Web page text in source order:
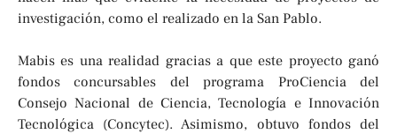
investigación, como el realizado en la San Pablo.
Mabis es una realidad gracias a que este proyecto ganó
fondos concursables del programa ProCiencia del
Consejo Nacional de Ciencia, Tecnología e Innovación
Tecnológica (Concytec). Asimismo, obtuvo fondos del